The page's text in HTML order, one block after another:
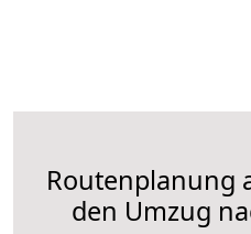
Routenplanung
den Umzug